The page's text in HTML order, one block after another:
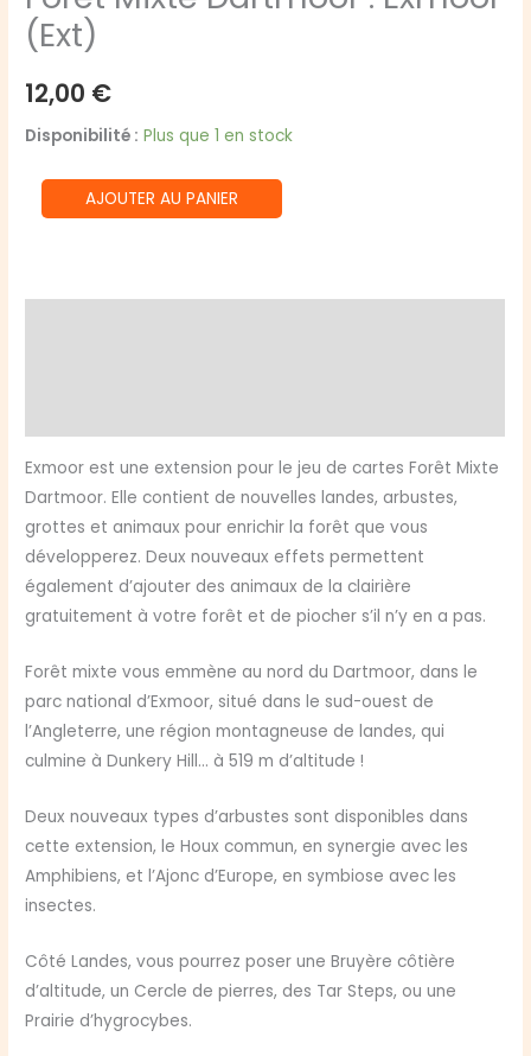
(Ext)
12,00 €
Disponibilité : Plus que 1 en stock
quantité
de
AJOUTER AU PANIER
Exmoor est une extension pour le jeu de cartes Forêt Mixte
Dartmoor. Elle contient de nouvelles landes, arbustes,
grottes et animaux pour enrichir la forêt que vous
développerez. Deux nouveaux effets permettent
également d’ajouter des animaux de la clairière
gratuitement à votre forêt et de piocher s’il n’y en a pas.
Forêt mixte vous emmène au nord du Dartmoor, dans le
parc national d’Exmoor, situé dans le sud-ouest de
l’Angleterre, une région montagneuse de landes, qui
culmine à Dunkery Hill… à 519 m d’altitude !
Deux nouveaux types d’arbustes sont disponibles dans
cette extension, le Houx commun, en synergie avec les
Amphibiens, et l’Ajonc d’Europe, en symbiose avec les
insectes.
Côté Landes, vous pourrez poser une Bruyère côtière
d’altitude, un Cercle de pierres, des Tar Steps, ou une
Prairie d’hygrocybes.